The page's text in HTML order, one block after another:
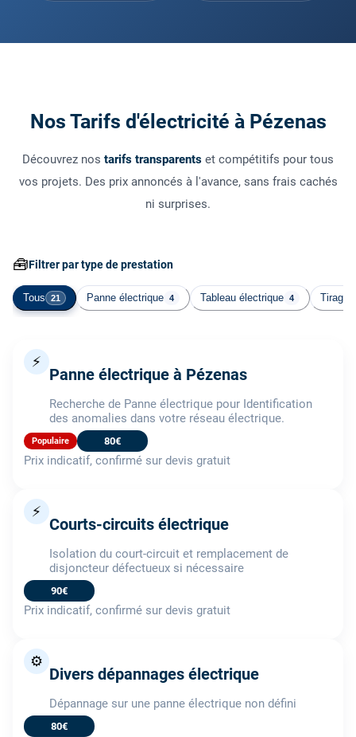
Nos Tarifs d'électricité à Pézenas
Découvrez nos tarifs transparents et compétitifs pour tous
vos projets. Des prix annoncés à l'avance, sans frais cachés
ni surprises.
🧰Filtrer par type de prestation
Tous 21 Panne électrique 4 Tableau électrique 4 Tirage
⚡
Panne électrique à Pézenas
Recherche de Panne électrique pour Identification
des anomalies dans votre réseau électrique.
Populaire 80€
Prix indicatif, confirmé sur devis gratuit
⚡
Courts-circuits électrique
Isolation du court-circuit et remplacement de
disjoncteur défectueux si nécessaire
90€
Prix indicatif, confirmé sur devis gratuit
⚙️
Divers dépannages électrique
Dépannage sur une panne électrique non défini
80€